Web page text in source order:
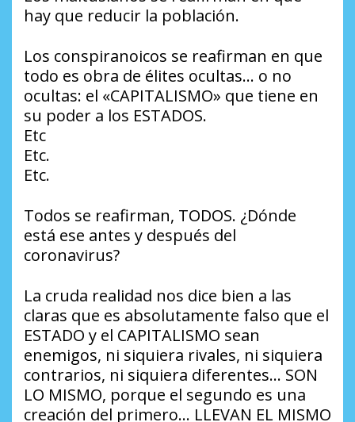
hay que reducir la población.
Los conspiranoicos se reafirman en que
todo es obra de élites ocultas… o no
ocultas: el «CAPITALISMO» que tiene en
su poder a los ESTADOS.
Etc
Etc.
Etc.
Todos se reafirman, TODOS. ¿Dónde
está ese antes y después del
coronavirus?
La cruda realidad nos dice bien a las
claras que es absolutamente falso que el
ESTADO y el CAPITALISMO sean
enemigos, ni siquiera rivales, ni siquiera
contrarios, ni siquiera diferentes… SON
LO MISMO, porque el segundo es una
creación del primero… LLEVAN EL MISMO